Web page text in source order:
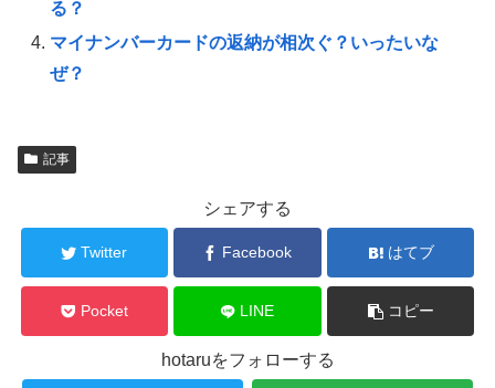
る？
マイナンバーカードの返納が相次ぐ？いったいな
ぜ？
記事
シェアする
Twitter Facebook はてブ
Pocket LINE コピー
hotaruをフォローする